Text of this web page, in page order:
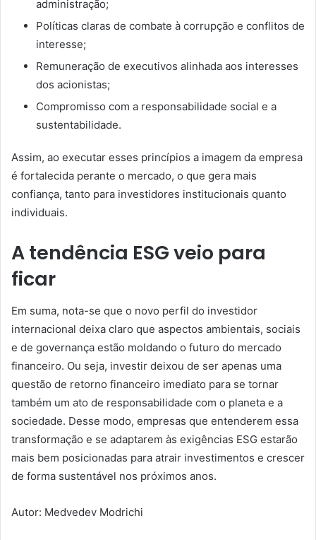
administração;
Políticas claras de combate à corrupção e conflitos de
interesse;
Remuneração de executivos alinhada aos interesses
dos acionistas;
Compromisso com a responsabilidade social e a
sustentabilidade.
Assim, ao executar esses princípios a imagem da empresa
é fortalecida perante o mercado, o que gera mais
confiança, tanto para investidores institucionais quanto
individuais.
A tendência ESG veio para
ficar
Em suma, nota-se que o novo perfil do investidor
internacional deixa claro que aspectos ambientais, sociais
e de governança estão moldando o futuro do mercado
financeiro. Ou seja, investir deixou de ser apenas uma
questão de retorno financeiro imediato para se tornar
também um ato de responsabilidade com o planeta e a
sociedade. Desse modo, empresas que entenderem essa
transformação e se adaptarem às exigências ESG estarão
mais bem posicionadas para atrair investimentos e crescer
de forma sustentável nos próximos anos.
Autor: Medvedev Modrichi